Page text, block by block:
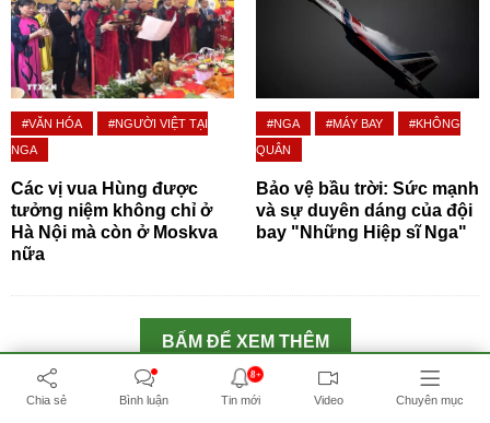
#VĂN HÓA
#NGƯỜI VIỆT TẠI
NGA
Các vị vua Hùng được
tưởng niệm không chỉ ở
Hà Nội mà còn ở Moskva
nữa
#NGA #MÁY BAY
#KHÔNG
QUÂN
Bảo vệ bầu trời: Sức mạnh
và sự duyên dáng của đội
bay "Những Hiệp sĩ Nga"
BẤM ĐỂ XEM THÊM
TIN ĐỌC NHIỀU
Chia sẻ Bình luận
8+
Tin mới Video Chuyên mục